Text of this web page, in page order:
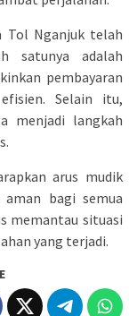
Tol Nganjuk telah
satunya adalah
pembayaran
Selain itu,
menjadi langkah
arus mudik
bagi semua
memantau situasi
yang terjadi.